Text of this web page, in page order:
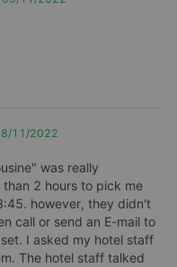
đi Sapa từ
xe Vip Limosine 9 chỗ
theo tuyến đường Hà Nội
lại.
11/2022
was really
2 hours to pick me
however, they didn't
call or send an E-mail to
I asked my hotel staff
The hotel staff talked